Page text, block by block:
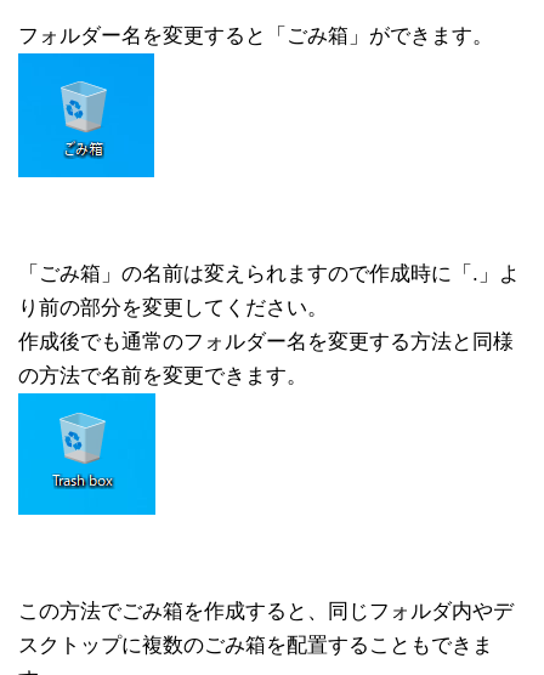
フォルダー名を変更すると「ごみ箱」ができます。
「ごみ箱」の名前は変えられますので作成時に「.」よ
り前の部分を変更してください。
作成後でも通常のフォルダー名を変更する方法と同様
の方法で名前を変更できます。
この方法でごみ箱を作成すると、同じフォルダ内やデ
スクトップに複数のごみ箱を配置することもできま